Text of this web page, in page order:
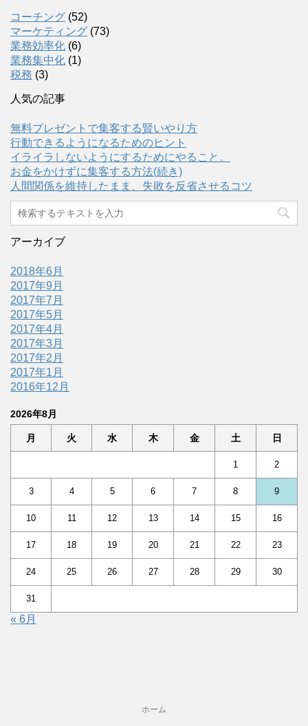
コーチング (52)
マーケティング (73)
業務効率化 (6)
業務集中化 (1)
税務 (3)
人気の記事
無料プレゼントで集客する賢いやり方
行動できるようになるためのヒント
イライラしないようにするためにやること。
お金をかけずに集客する方法(続き)
人間関係を維持したまま、失敗を反省させるコツ
アーカイブ
2018年6月
2017年9月
2017年7月
2017年5月
2017年4月
2017年3月
2017年2月
2017年1月
2016年12月
2026年8月
月 火 水 木 金 土 日
1 2
3 4 5 6 7 8 9
10 11 12 13 14 15 16
17 18 19 20 21 22 23
24 25 26 27 28 29 30
31
« 6月
ホーム